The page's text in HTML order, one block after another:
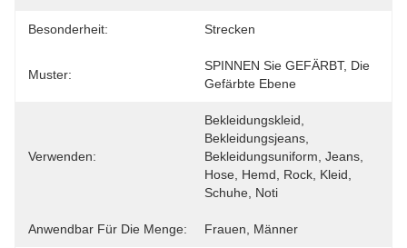
Besonderheit: Strecken
Muster:
SPINNEN Sie GEFÄRBT, Die
Gefärbte Ebene
Verwenden:
Bekleidungskleid,
Bekleidungsjeans,
Bekleidungsuniform, Jeans,
Hose, Hemd, Rock, Kleid,
Schuhe, Noti
Anwendbar Für Die Menge: Frauen, Männer